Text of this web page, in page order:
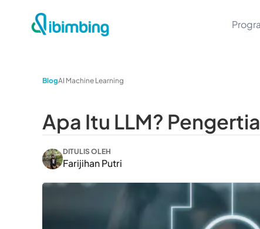
BlogAI Machine Learning
Apa Itu LLM?
DITULIS OLEH
Farijihan Putri